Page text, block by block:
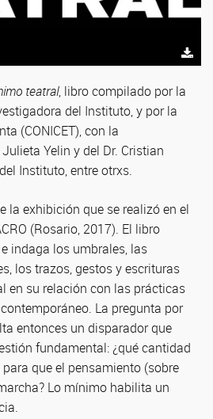
teatral, libro compilado por la
del Instituto, y por la
(CONICET), con la
Yelin y del Dr. Cristian
Instituto, entre otrxs.
la exhibición que se realizó en el
(Rosario, 2017). El libro
indaga los umbrales, las
los trazos, gestos y escrituras
en su relación con las prácticas
La pregunta por
entonces un disparador que
fundamental: ¿qué cantidad
que el pensamiento (sobre
Lo mínimo habilita un